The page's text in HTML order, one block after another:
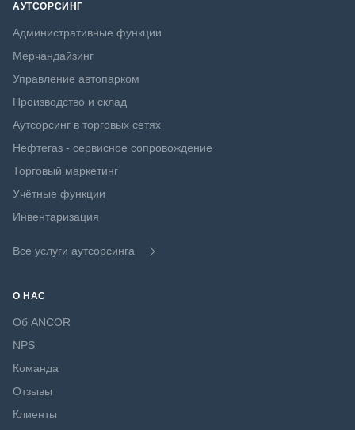
АУТСОРСИНГ
Административные функции
Мерчандайзинг
Управление автопарком
Производство и склад
Аутсорсинг в торговых сетях
Нефтегаз - сервисное сопровождение
Торговый маркетинг
Учётные функции
Инвентаризация
Все услуги аутсорсинга
О НАС
Об ANCOR
NPS
Команда
Отзывы
Клиенты